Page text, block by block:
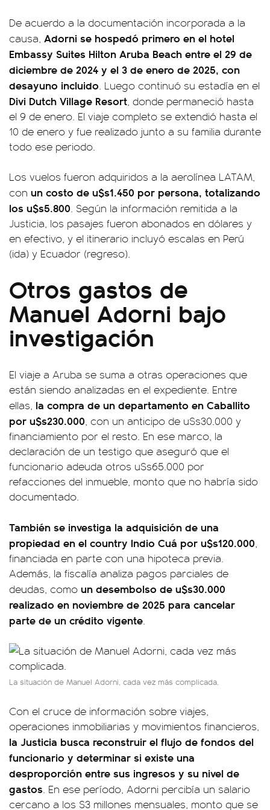
De acuerdo a la documentación incorporada a la
causa, Adorni se hospedó primero en el hotel
Embassy Suites Hilton Aruba Beach entre el 29 de
diciembre de 2024 y el 3 de enero de 2025, con
desayuno incluido. Luego continuó su estadía en el
Divi Dutch Village Resort, donde permaneció hasta
el 9 de enero. El viaje completo se extendió hasta el
10 de enero y fue realizado junto a su familia durante
todo ese periodo.
Los vuelos fueron adquiridos a la aerolínea LATAM,
con un costo de u$s1.450 por persona, totalizando
los u$s5.800. Según la información remitida a la
Justicia, los pasajes fueron abonados en dólares y
en efectivo, y el itinerario incluyó escalas en Perú
(ida) y Ecuador (regreso).
Otros gastos de
Manuel Adorni bajo
investigación
El viaje a Aruba se suma a otras operaciones que
están siendo analizadas en el expediente. Entre
ellas, la compra de un departamento en Caballito
por u$s230.000, con un anticipo de u$s30.000 y
financiamiento por el resto. En ese marco, la
declaración de un testigo que aseguró que el
funcionario adeuda otros u$s65.000 por
refacciones del inmueble, monto que no habría sido
documentado.
También se investiga la adquisición de una
propiedad en el country Indio Cuá por u$s120.000,
financiada en parte con una hipoteca previa.
Además, la fiscalía analiza pagos parciales de
deudas, como un desembolso de u$s30.000
realizado en noviembre de 2025 para cancelar
parte de un crédito vigente.
La situación de Manuel Adorni, cada vez más complicada.
Con el cruce de información sobre viajes,
operaciones inmobiliarias y movimientos financieros,
la Justicia busca reconstruir el flujo de fondos del
funcionario y determinar si existe una
desproporción entre sus ingresos y su nivel de
gastos. En ese período, Adorni percibía un salario
cercano a los $3 millones mensuales, monto que se